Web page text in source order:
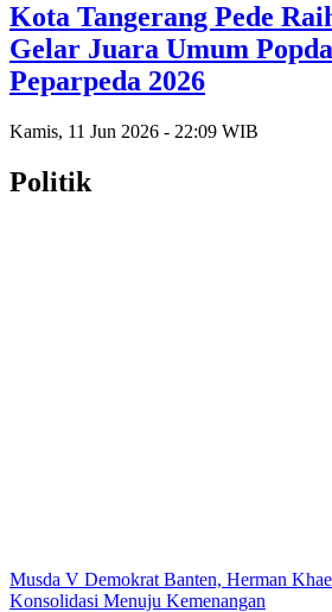
Kota Tangerang Pede
Gelar Juara Umum
Peparpeda 2026
Kamis, 11 Jun 2026 - 22:09 WIB
Politik
Musda V Demokrat Banten, Herman
Konsolidasi Menuju Kemenangan